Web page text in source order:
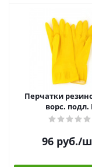
Перчатки
ворс. подл.
96 руб./